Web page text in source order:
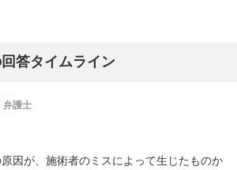
答タイムライン
弁護士
因が、施術者のミスによって生じたものか